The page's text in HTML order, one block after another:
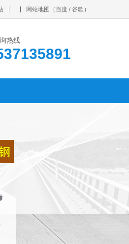
网站地图 （百度 /谷歌 ）
热线